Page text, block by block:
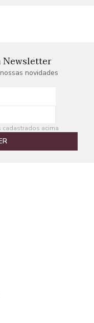
Newsletter
novidades
cadastrados acima